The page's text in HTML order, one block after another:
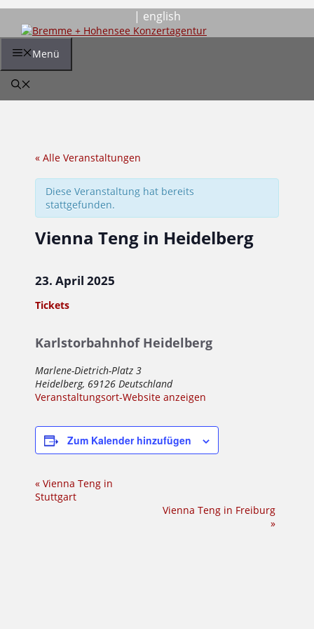
Inhalt
springen
| english
Menü
« Alle Veranstaltungen
Diese Veranstaltung hat bereits
stattgefunden.
Vienna Teng in Heidelberg
23. April 2025
Tickets
Karlstorbahnhof Heidelberg
Marlene-Dietrich-Platz 3
Heidelberg, 69126 Deutschland
Veranstaltungsort-Website anzeigen
Zum Kalender hinzufügen
Veranstaltung-
Navigation
« Vienna Teng in
Stuttgart
Vienna Teng in Freiburg
»